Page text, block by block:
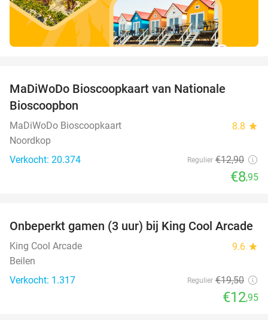
MaDiWoDo Bioscoopkaart van Nationale
Bioscoopbon
MaDiWoDo Bioscoopkaart 8.8 star
Noordkop
Verkocht: 20.374
Regulier €12,90
€8,95
34%
Onbeperkt gamen (3 uur) bij King Cool Arcade
King Cool Arcade 9.6 star
Beilen
Verkocht: 1.317
Regulier €19,50
€12,95